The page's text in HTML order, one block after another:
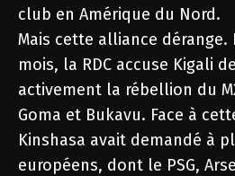
club en Amérique du Nord.
Mais cette alliance dérange.
mois, la RDC accuse Kigali
activement la rébellion du
Goma et Bukavu. Face à
Kinshasa avait demandé à
européens, dont le PSG,